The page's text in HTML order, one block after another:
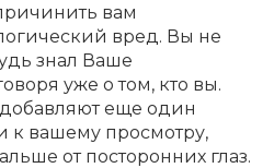
вам
вред. Вы не
знал Ваше
уже о том, кто вы.
еще один
к вашему просмотру,
от посторонних глаз.